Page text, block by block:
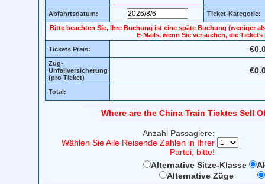
Abfahrtsdatum:
Ticket-Kategorie:
Bitte beachten Sie, Ihre Buchung ist eine späte Buchung (weniger
E-Mails, wenn Sie versuchen, die
Tickets Preis:
Zug-
Unfallversicherung
(pro Ticket)
Total:
Where are the China Train Ticktes Sell
Anzahl Passagiere:
Wählen Sie Alle Reisende Zahlen in Ihrer
Partei, bitte!
Alternative Sitze-Klasse
Alternative Züge